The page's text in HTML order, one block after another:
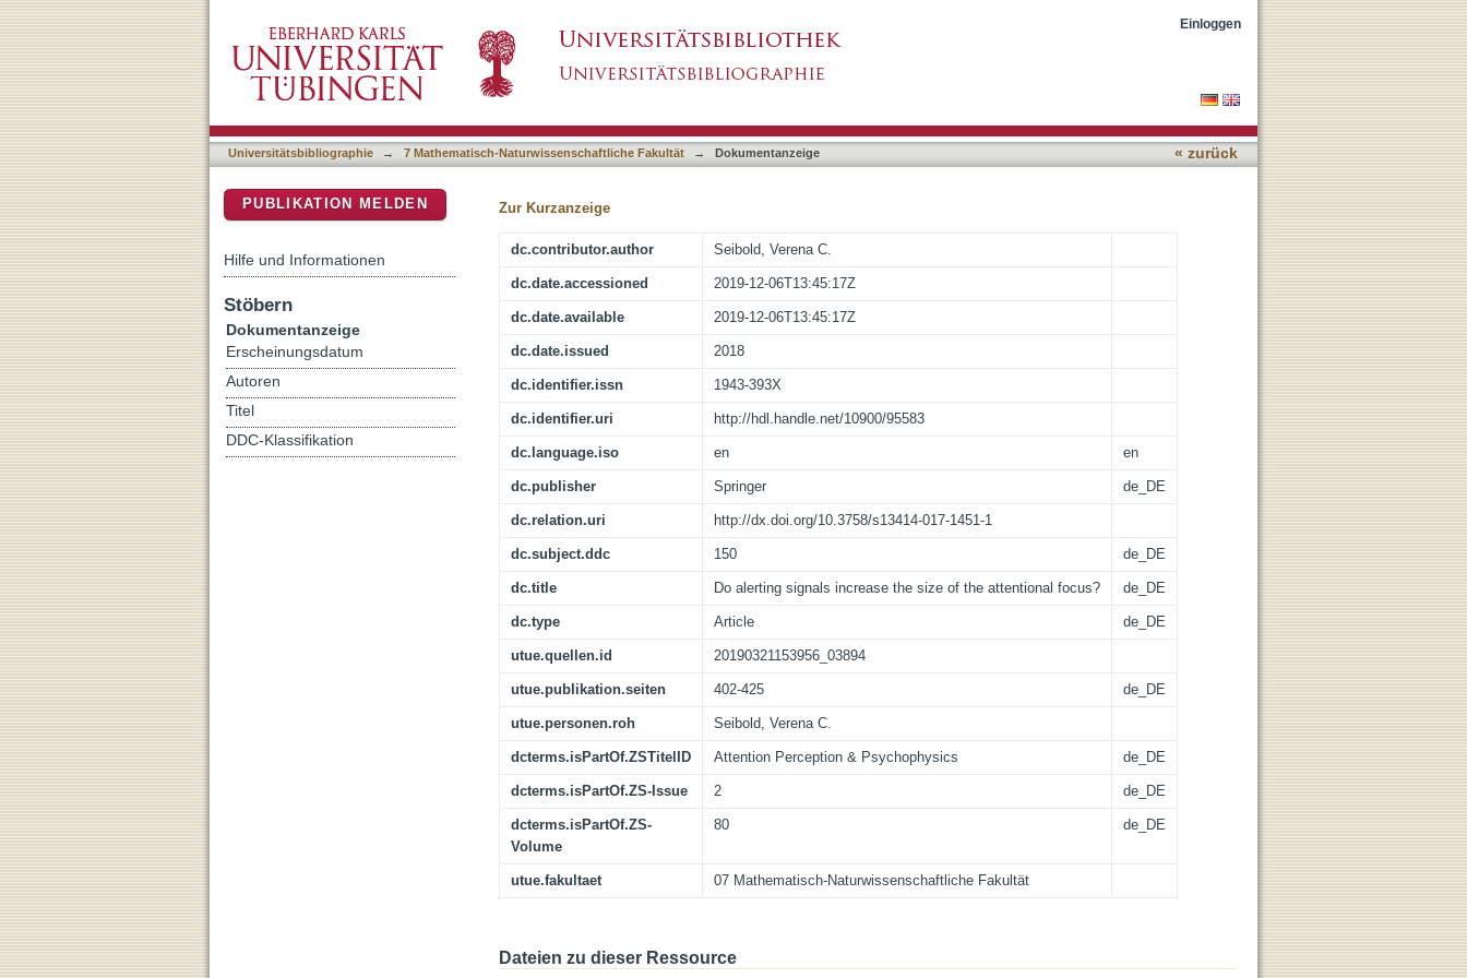
Einloggen
Universitätsbibliographie → 7 Mathematisch-Naturwissenschaftliche Fakultät → Dokumentanzeige « zurück
Zur Kurzanzeige
dc.contributor.author Seibold, Verena C.
dc.date.accessioned 2019-12-06T13:45:17Z
dc.date.available 2019-12-06T13:45:17Z
dc.date.issued 2018
dc.identifier.issn 1943-393X
dc.identifier.uri http://hdl.handle.net/10900/95583
dc.language.iso en en
dc.publisher Springer de_DE
dc.relation.uri http://dx.doi.org/10.3758/s13414-017-1451-1
dc.subject.ddc 150 de_DE
dc.title Do alerting signals increase the size of the attentional focus? de_DE
dc.type Article de_DE
utue.quellen.id 20190321153956_03894
utue.publikation.seiten 402-425 de_DE
utue.personen.roh Seibold, Verena C.
dcterms.isPartOf.ZSTitelID Attention Perception & Psychophysics de_DE
dcterms.isPartOf.ZS-Issue 2 de_DE
dcterms.isPartOf.ZS-
Volume
80 de_DE
utue.fakultaet 07 Mathematisch-Naturwissenschaftliche Fakultät
Dateien zu dieser Ressource
PUBLIKATION MELDEN
Hilfe und Informationen
Stöbern
Dokumentanzeige
Erscheinungsdatum
Autoren
Titel
DDC-Klassifikation